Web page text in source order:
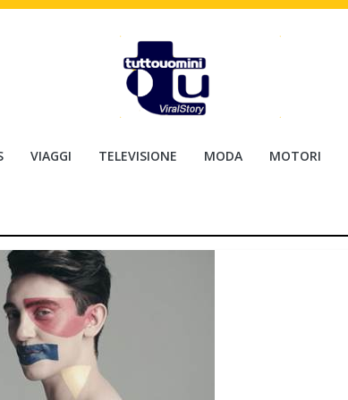
VIAGGI TELEVISIONE MODA MOTORI